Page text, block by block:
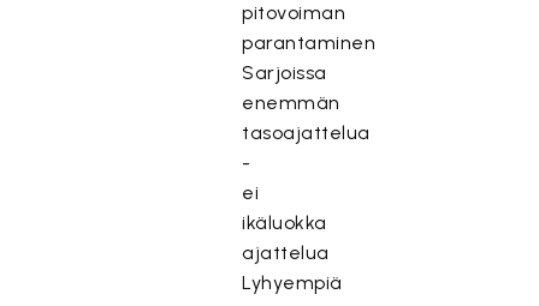
pitovoiman
parantaminen
Sarjoissa
enemmän
tasoajattelua
-
ei
ikäluokka
ajattelua
Lyhyempiä